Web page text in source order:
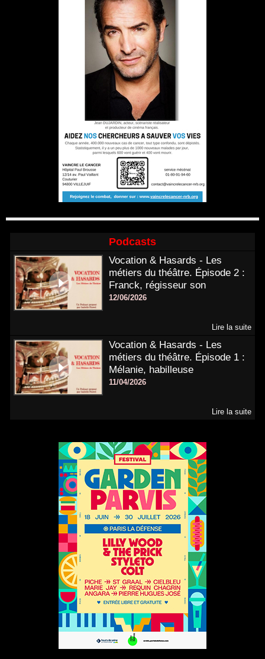
Podcasts
Vocation & Hasards - Les
métiers du théâtre. Épisode 2 :
Franck, régisseur son
12/06/2026
Lire la suite
Vocation & Hasards - Les
métiers du théâtre. Épisode 1 :
Mélanie, habilleuse
11/04/2026
Lire la suite